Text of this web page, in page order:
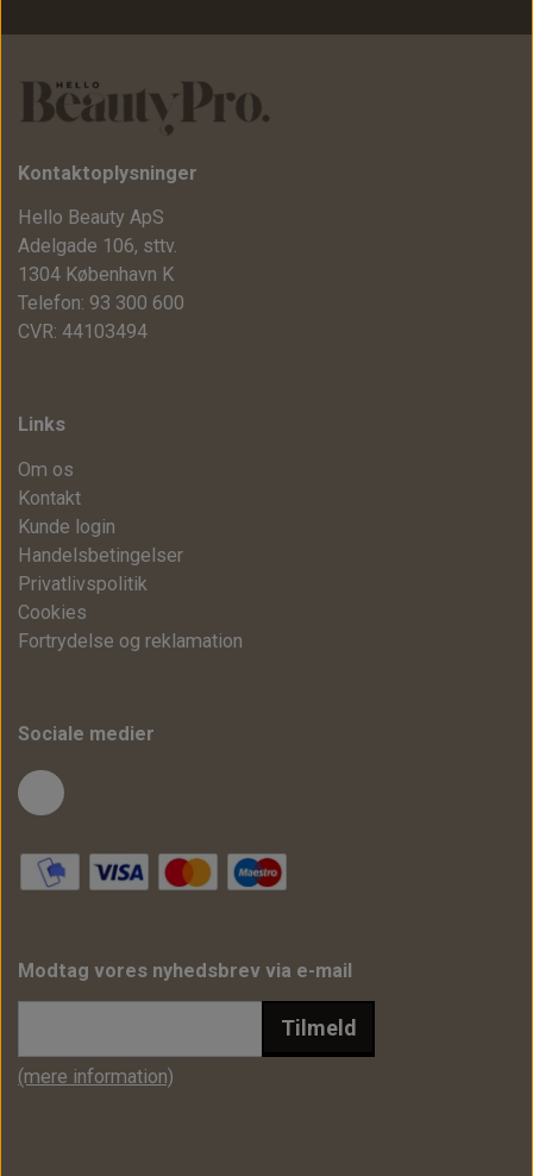
Kontaktoplysninger
Hello Beauty ApS
Adelgade 106, sttv.
1304 København K
Telefon: 93 300 600
CVR: 44103494
Links
Om os
Kontakt
Kunde login
Handelsbetingelser
Privatlivspolitik
Cookies
Fortrydelse og reklamation
Sociale medier
Modtag vores nyhedsbrev via e-mail
Tilmeld
(mere information)